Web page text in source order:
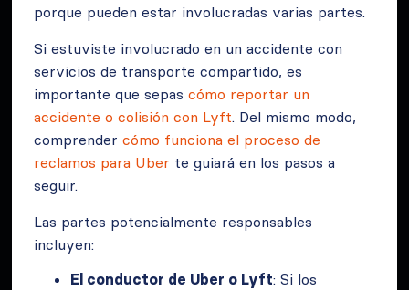
porque pueden estar involucradas varias partes.
Si estuviste involucrado en un accidente con
servicios de transporte compartido, es
importante que sepascómo reportar un
accidente o colisión con Lyft. Del mismo modo,
comprendercómo funciona el proceso de
reclamos para Uber te guiará en los pasos a
seguir.
Las partes potencialmente responsables
incluyen:
El conductor de Uber o Lyft: Si los